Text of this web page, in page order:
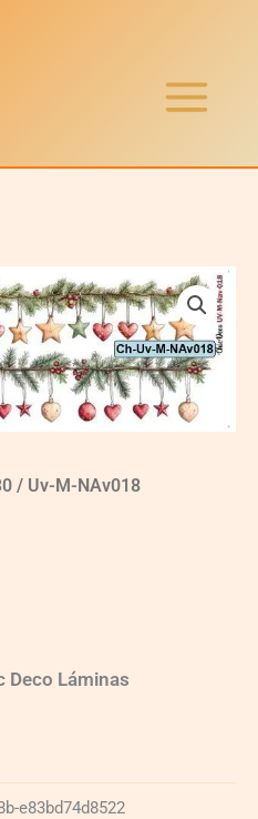
/ Uv-M-NAv018
Deco Láminas
e83bd74d8522